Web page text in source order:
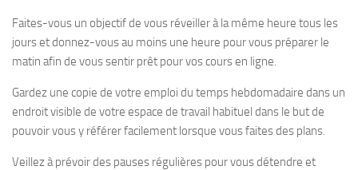
Faites-vous un objectif de vous réveiller à la même heure tous les
jours et donnez-vous au moins une heure pour vous préparer le
matin afin de vous sentir prêt pour vos cours en ligne.
Gardez une copie de votre emploi du temps hebdomadaire dans un
endroit visible de votre espace de travail habituel dans le but de
pouvoir vous y référer facilement lorsque vous faites des plans.
Veillez à prévoir des pauses régulières pour vous détendre et